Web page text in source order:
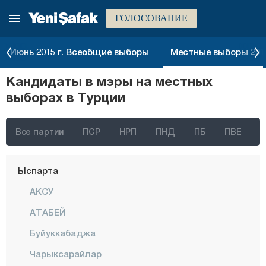
ГОЛОСОВАНИЕ
Июнь 2015 г. Всеобщие выборы Местные выборы
Кандидаты в мэры на местных
выборах в Турции
Все партии ПСР НРП ПНД ПБ ПВЕ
Эскишехир
Гюмюшхане
Хаккяри
Ыгдыр
Ыспарта
АКСУ
АТАБЕЙ
Буйуккабаджа
Чарыксарайлар